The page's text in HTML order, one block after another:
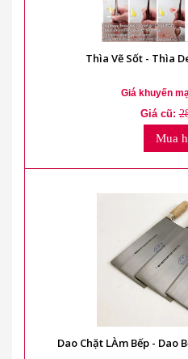
Thìa Vẽ Sốt - Thìa
Giá khuyến
Giá cũ:
Mua
Dao Chặt LÀm Bếp - Dao